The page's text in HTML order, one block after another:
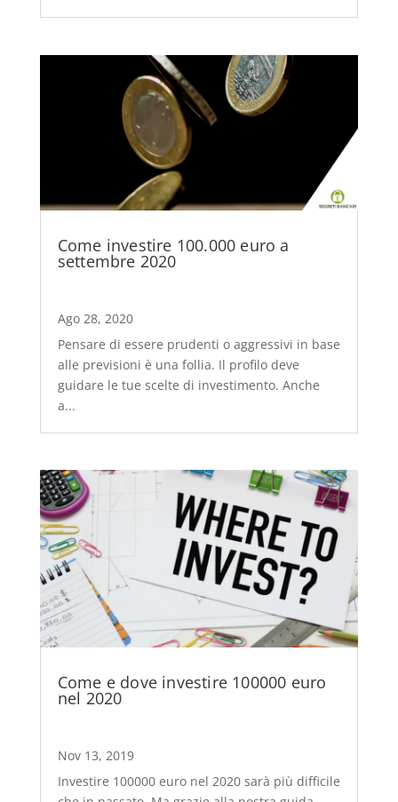
Come investire 100.000 euro a
settembre 2020
Ago 28, 2020
Pensare di essere prudenti o aggressivi in base
alle previsioni è una follia. Il profilo deve
guidare le tue scelte di investimento. Anche
a...
Come e dove investire 100000 euro
nel 2020
Nov 13, 2019
Investire 100000 euro nel 2020 sarà più difficile